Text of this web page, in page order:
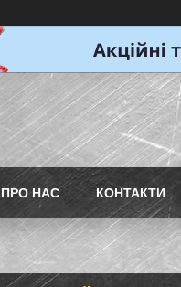
ПРО НАС КОНТАКТИ